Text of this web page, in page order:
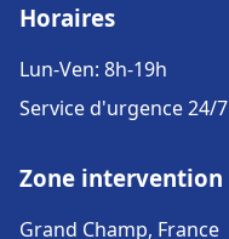
Horaires
Lun-Ven: 8h-19h
Service d'urgence 24/7
Zone intervention
Grand Champ, France